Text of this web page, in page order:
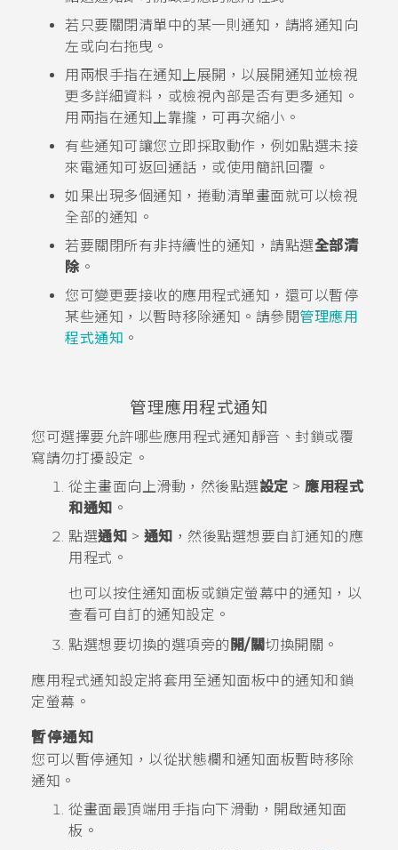
若只要關閉清單中的某一則通知，請將通知向
左或向右拖曳。
用兩根手指在通知上展開，以展開通知並檢視
更多詳細資料，或檢視內部是否有更多通知。
用兩指在通知上靠攏，可再次縮小。
有些通知可讓您立即採取動作，例如點選未接
來電通知可返回通話，或使用簡訊回覆。
如果出現多個通知，捲動清單畫面就可以檢視
全部的通知。
若要關閉所有非持續性的通知，請點選全部清
除 。
您可變更要接收的應用程式通知，還可以暫停
某些通知，以暫時移除通知。請參閱管理應用
程式通知 。
管理應用程式通知
您可選擇要允許哪些應用程式通知靜音、封鎖或覆
寫請勿打擾設定。
從主畫面向上滑動，然後點選設定 > 應用程式
和通知 。
點選通知 > 通知 ，然後點選想要自訂通知的應
用程式。
也可以按住通知面板或鎖定螢幕中的通知，以
查看可自訂的通知設定。
點選想要切換的選項旁的 開/關切換開關。
應用程式通知設定將套用至通知面板中的通知和鎖
定螢幕。
暫停通知
您可以暫停通知，以從狀態欄和通知面板暫時移除
通知。
從畫面最頂端用手指向下滑動，開啟通知面
板。